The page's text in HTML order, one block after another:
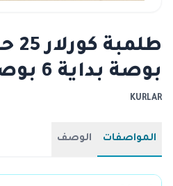
بوصة بداية 6 بوصة
KURLAR
المواصفات الوصف